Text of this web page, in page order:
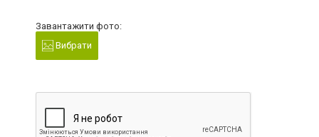
Завантажити фото:
Вибрати